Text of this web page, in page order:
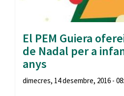
El PEM Guiera
de Nadal per a
anys
dimecres, 14 desembre, 2016 -